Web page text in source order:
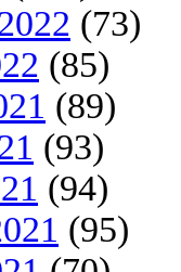
(73)
(85)
(89)
(93)
(94)
(95)